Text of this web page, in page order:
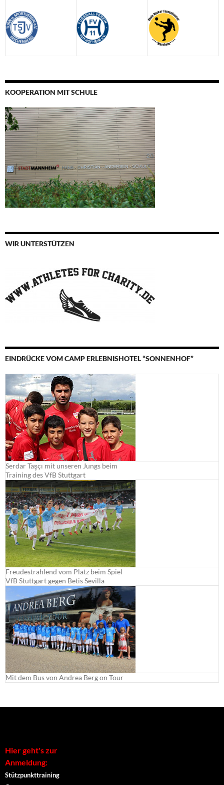
KOOPERATION MIT SCHULE
WIR UNTERSTÜTZEN
EINDRÜCKE VOM CAMP ERLEBNISHOTEL “SONNENHOF”
Serdar Taşçı mit unseren Jungs beim
Training des VfB Stuttgart
Freudestrahlend vom Platz beim Spiel
VfB Stuttgart gegen Betis Sevilla
Mit dem Bus von Andrea Berg on Tour
Hier geht's zur
Anmeldung:
Stützpunkttraining